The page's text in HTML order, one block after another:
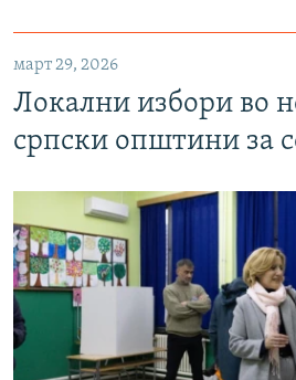
март 29, 2026
Локални избори во
српски општини за